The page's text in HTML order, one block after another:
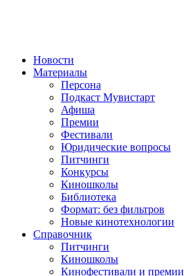
Новости
Материалы
Персона
Подкаст Мувистарт
Афиша
Премии
Фестивали
Юридические вопросы
Питчинги
Конкурсы
Киношколы
Библиотека
Формат: без фильтров
Новые кинотехнологии
Справочник
Питчинги
Киношколы
Кинофестивали и премии